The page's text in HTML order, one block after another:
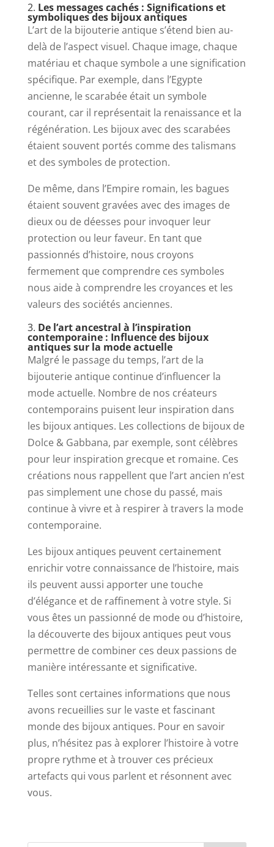
2. Les messages cachés : Significations et
symboliques des bijoux antiques
L’art de la bijouterie antique s’étend bien au-
delà de l’aspect visuel. Chaque image, chaque
matériau et chaque symbole a une signification
spécifique. Par exemple, dans l’Egypte
ancienne, le scarabée était un symbole
courant, car il représentait la renaissance et la
régénération. Les bijoux avec des scarabées
étaient souvent portés comme des talismans
et des symboles de protection.
De même, dans l’Empire romain, les bagues
étaient souvent gravées avec des images de
dieux ou de déesses pour invoquer leur
protection ou leur faveur. En tant que
passionnés d’histoire, nous croyons
fermement que comprendre ces symboles
nous aide à comprendre les croyances et les
valeurs des sociétés anciennes.
3. De l’art ancestral à l’inspiration
contemporaine : Influence des bijoux
antiques sur la mode actuelle
Malgré le passage du temps, l’art de la
bijouterie antique continue d’influencer la
mode actuelle. Nombre de nos créateurs
contemporains puisent leur inspiration dans
les bijoux antiques. Les collections de bijoux de
Dolce & Gabbana, par exemple, sont célèbres
pour leur inspiration grecque et romaine. Ces
créations nous rappellent que l’art ancien n’est
pas simplement une chose du passé, mais
continue à vivre et à respirer à travers la mode
contemporaine.
Les bijoux antiques peuvent certainement
enrichir votre connaissance de l’histoire, mais
ils peuvent aussi apporter une touche
d’élégance et de raffinement à votre style. Si
vous êtes un passionné de mode ou d’histoire,
la découverte des bijoux antiques peut vous
permettre de combiner ces deux passions de
manière intéressante et significative.
Telles sont certaines informations que nous
avons recueillies sur le vaste et fascinant
monde des bijoux antiques. Pour en savoir
plus, n’hésitez pas à explorer l’histoire à votre
propre rythme et à trouver ces précieux
artefacts qui vous parlent et résonnent avec
vous.